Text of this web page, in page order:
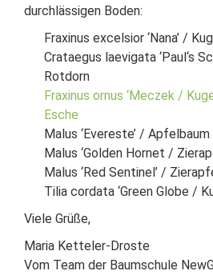
durchlässigen Boden:
Fraxinus excelsior ‘Nana’ /
Crataegus laevigata ‘Paul‘s
Rotdorn
Fraxinus ornus ‘Meczek /
Esche
Malus ‘Evereste’ / Apfelbaum
Malus ‘Golden Hornet /
Malus ‘Red Sentinel’ /
Tilia cordata ‘Green Globe /
Viele Grüße,
Maria Ketteler-Droste
Vom Team der Baumschule